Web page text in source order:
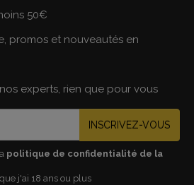
50€
promos et nouveautés en
experts, rien que pour vous
INSCRIVEZ-VOUS
politique de confidentialité de la
j'ai 18 ans ou plus